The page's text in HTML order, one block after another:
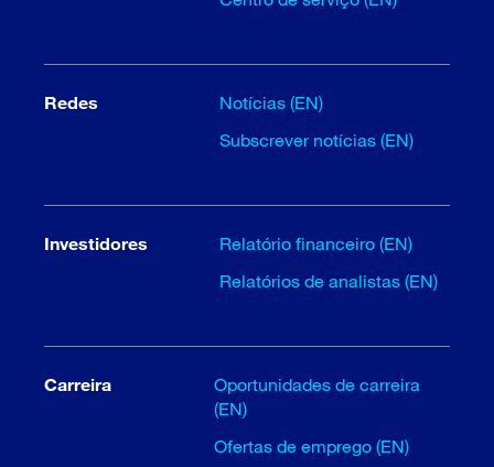
Redes
Notícias (EN)
Subscrever notícias (EN)
Investidores
Relatório financeiro (EN)
Relatórios de analistas (EN)
Carreira
Oportunidades de carreira
(EN)
Ofertas de emprego (EN)